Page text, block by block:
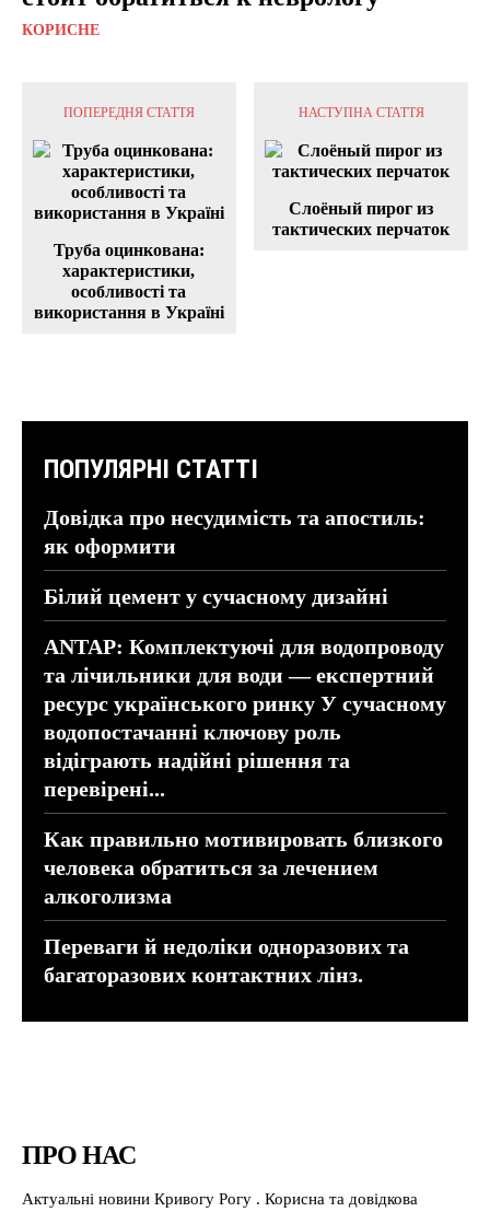
КОРИСНЕ
ПОПЕРЕДНЯ СТАТТЯ
Труба оцинкована:
характеристики,
особливості та
використання в Україні
НАСТУПНА СТАТТЯ
Слоёный пирог из
тактических перчаток
ПОПУЛЯРНІ СТАТТІ
Довідка про несудимість та апостиль:
як оформити
Білий цемент у сучасному дизайні
ANTAP: Комплектуючі для водопроводу
та лічильники для води — експертний
ресурс українського ринку У сучасному
водопостачанні ключову роль
відіграють надійні рішення та
перевірені...
Как правильно мотивировать близкого
человека обратиться за лечением
алкоголизма
Переваги й недоліки одноразових та
багаторазових контактних лінз.
ПРО НАС
Актуальні новини Кривогу Рогу . Корисна та довідкова